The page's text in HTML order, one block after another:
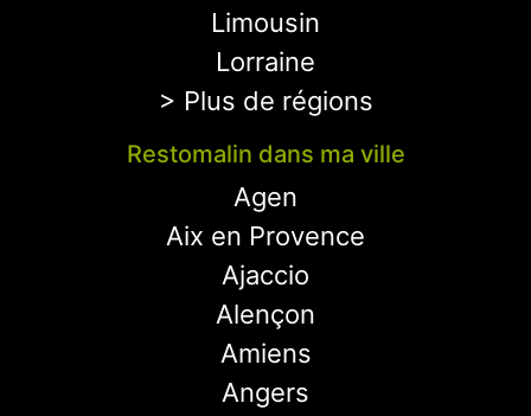
Limousin
Lorraine
> Plus de régions
Restomalin dans ma ville
Agen
Aix en Provence
Ajaccio
Alençon
Amiens
Angers